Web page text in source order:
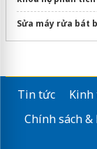
Sửa máy rửa bát
Tin tức Kinh
Chính sách